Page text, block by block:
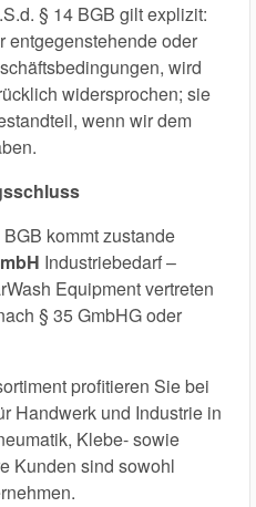
§ 14 BGB gilt explizit:
entgegenstehende oder
wird
widersprochen; sie
wenn wir dem
kommt zustande
Industriebedarf –
Equipment vertreten
§ 35 GmbHG oder
profitieren Sie bei
Handwerk und Industrie in
Klebe- sowie
Kunden sind sowohl